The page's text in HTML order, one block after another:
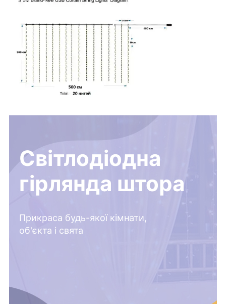
Світлодіодна
гірлянда штора
Прикраса будь-якої кімнати,
об'єкта і свята